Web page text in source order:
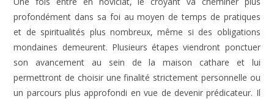
profondément dans sa foi au moyen de temps de pratiques
et de spiritualités plus nombreux, même si des obligations
mondaines demeurent. Plusieurs étapes viendront ponctuer
son avancement au sein de la maison cathare et lui
permettront de choisir une finalité strictement personnelle ou
un parcours plus approfondi en vue de devenir prédicateur. Il